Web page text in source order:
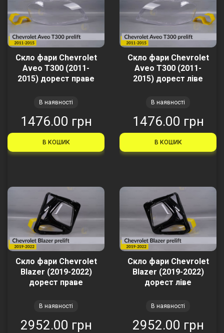
Скло фари Chevrolet
Aveo T300 (2011-
2015) дорест праве
В наявності
1476.00 грн
В КОШИК
Скло фари Chevrolet
Aveo T300 (2011-
2015) дорест ліве
В наявності
1476.00 грн
В КОШИК
Скло фари Chevrolet
Blazer (2019-2022)
дорест праве
В наявності
2952.00 грн
Скло фари Chevrolet
Blazer (2019-2022)
дорест ліве
В наявності
2952.00 грн